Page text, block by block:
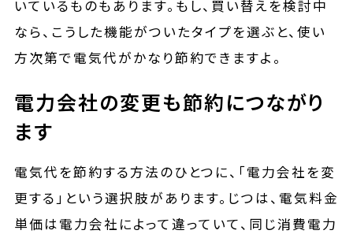
いているものもあります。もし、買い替えを検討中
なら、こうした機能がついたタイプを選ぶと、使い
方次第で電気代がかなり節約できますよ。
電力会社の変更も節約につながり
ます
電気代を節約する方法のひとつに、「電力会社を変
更する」という選択肢があります。じつは、電気料金
単価は電力会社によって違っていて、同じ消費電力